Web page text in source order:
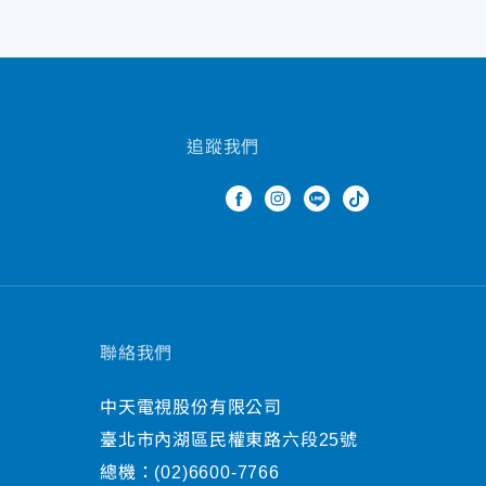
追蹤我們
聯絡我們
中天電視股份有限公司
臺北市內湖區民權東路六段25號
總機： (02)6600-7766